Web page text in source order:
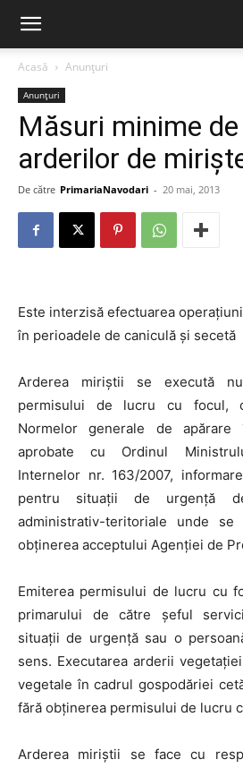
Acasă Anunțuri
Anunțuri
Măsuri minime
arderilor de
De către PrimariaNavodari - 20 mai, 2013
Este interzisă efectuarea
în perioadele de caniculă și secetă
Arderea miriștii se execută
permisului de lucru cu focul,
Normelor generale de apărare
aprobate cu Ordinul
Internelor nr. 163/2007,
pentru situații de urgență
administrativ-teritoriale unde
obținerea acceptului Agenției de
Emiterea permisului de lucru cu
primarului de către șeful
situații de urgență sau o
sens. Executarea arderii
vegetale în cadrul gospodăriei
fără obținerea permisului de lucru
Arderea miriștii se face cu